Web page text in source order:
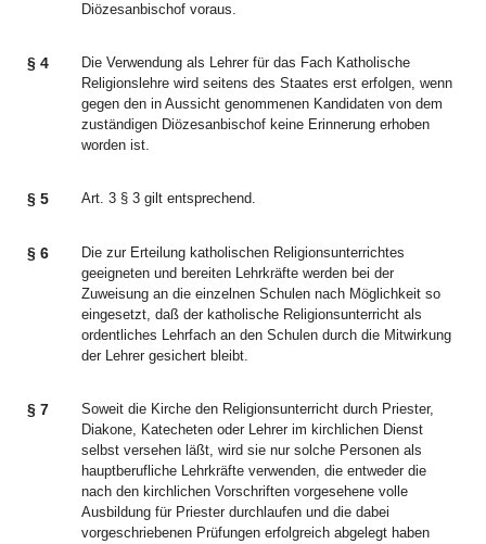
Diözesanbischof voraus.
§ 4
Die Verwendung als Lehrer für das Fach Katholische
Religionslehre wird seitens des Staates erst erfolgen, wenn
gegen den in Aussicht genommenen Kandidaten von dem
zuständigen Diözesanbischof keine Erinnerung erhoben
worden ist.
§ 5 Art. 3 § 3 gilt entsprechend.
§ 6
Die zur Erteilung katholischen Religionsunterrichtes
geeigneten und bereiten Lehrkräfte werden bei der
Zuweisung an die einzelnen Schulen nach Möglichkeit so
eingesetzt, daß der katholische Religionsunterricht als
ordentliches Lehrfach an den Schulen durch die Mitwirkung
der Lehrer gesichert bleibt.
§ 7
Soweit die Kirche den Religionsunterricht durch Priester,
Diakone, Katecheten oder Lehrer im kirchlichen Dienst
selbst versehen läßt, wird sie nur solche Personen als
hauptberufliche Lehrkräfte verwenden, die entweder die
nach den kirchlichen Vorschriften vorgesehene volle
Ausbildung für Priester durchlaufen und die dabei
vorgeschriebenen Prüfungen erfolgreich abgelegt haben